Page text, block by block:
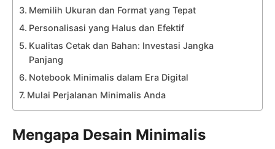
Memilih Ukuran dan Format yang Tepat
Personalisasi yang Halus dan Efektif
Kualitas Cetak dan Bahan: Investasi Jangka
Panjang
Notebook Minimalis dalam Era Digital
Mulai Perjalanan Minimalis Anda
Mengapa Desain Minimalis